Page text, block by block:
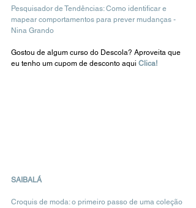
Pesquisador de Tendências: Como identificar e
mapear comportamentos para prever mudanças -
Nina Grando
Gostou de algum curso do Descola? Aproveita que
eu tenho um cupom de desconto aqui Clica!
SAIBALÁ
Croquis de moda: o primeiro passo de uma coleção